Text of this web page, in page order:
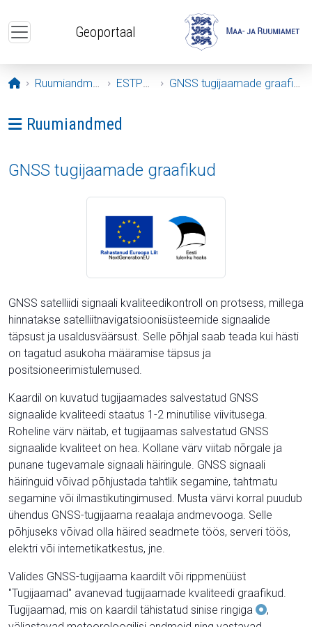
Geoportaal
Avaleht
Ruumiandmed ESTPOS GNSS tugijaamade graafikud
Ava menüü: Ruumiandmed
Ruumiandmed
GNSS tugijaamade graafikud
GNSS satelliidi signaali kvaliteedikontroll on protsess, millega
hinnatakse satelliitnavigatsioonisüsteemide signaalide
täpsust ja usaldusväärsust. Selle põhjal saab teada kui hästi
on tagatud asukoha määramise täpsus ja
positsioneerimistulemused.
Kaardil on kuvatud tugijaamades salvestatud GNSS
signaalide kvaliteedi staatus 1-2 minutilise viivitusega.
Roheline värv näitab, et tugijaamas salvestatud GNSS
signaalide kvaliteet on hea. Kollane värv viitab nõrgale ja
punane tugevamale signaali häiringule. GNSS signaali
häiringuid võivad põhjustada tahtlik segamine, tahtmatu
segamine või ilmastikutingimused. Musta värvi korral puudub
ühendus GNSS-tugijaama reaalaja andmevooga. Selle
põhjuseks võivad olla häired seadmete töös, serveri töös,
elektri või internetikatkestus, jne.
Valides GNSS-tugijaama kaardilt või rippmenüüst
"Tugijaamad" avanevad tugijaamade kvaliteedi graafikud.
Tugijaamad, mis on kaardil tähistatud sinise ringiga
,